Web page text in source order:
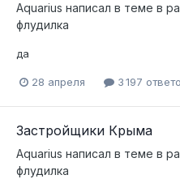
Aquarius написал в теме в
флудилка
да
28 апреля 3 197
Застройщики Крыма
Aquarius написал в теме в
флудилка